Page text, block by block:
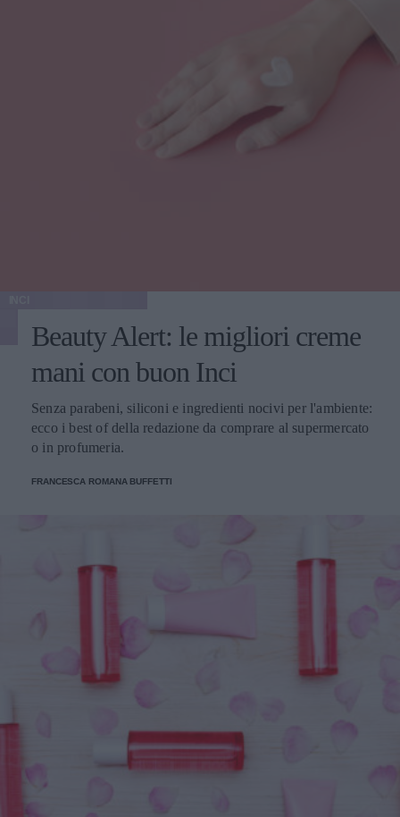
Beauty Alert: le migliori creme
mani con buon Inci
Senza parabeni, siliconi e ingredienti nocivi per l'ambiente:
ecco i best of della redazione da comprare al supermercato
o in profumeria.
FRANCESCA ROMANA BUFFETTI